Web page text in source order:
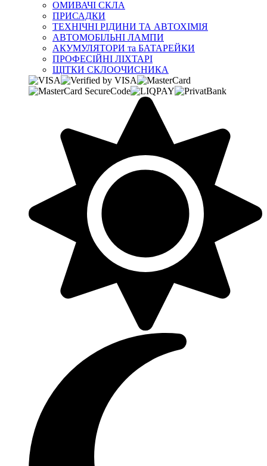
ОМИВАЧІ СКЛА
ПРИСАДКИ
ТЕХНІЧНІ РІДИНИ ТА АВТОХІМІЯ
АВТОМОБІЛЬНІ ЛАМПИ
АКУМУЛЯТОРИ та БАТАРЕЙКИ
ПРОФЕСІЙНІ ЛІХТАРІ
ЩІТКИ СКЛООЧИСНИКА